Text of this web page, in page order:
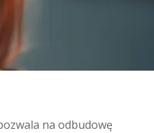
na odbudowę